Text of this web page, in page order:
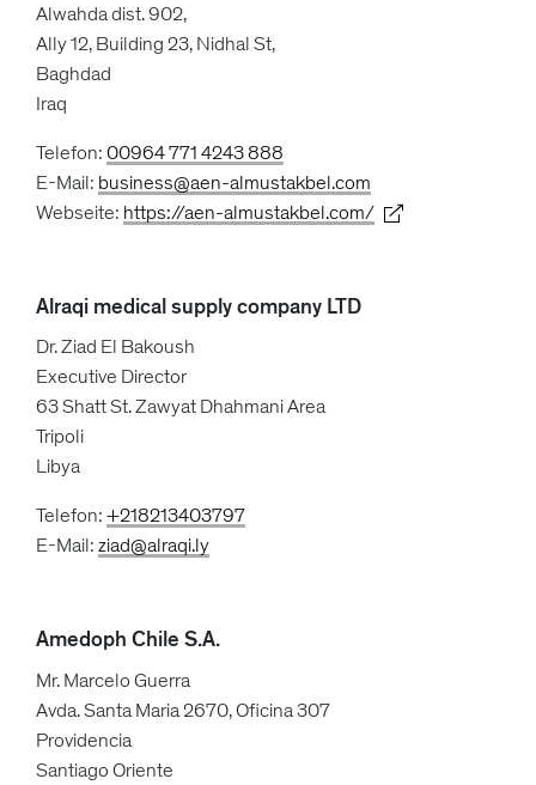
Alwahda dist. 902,
Ally 12, Building 23, Nidhal St,
Baghdad
Iraq
Telefon:00964 771 4243 888
E-Mail: business@aen-almustakbel.com
Webseite: https://aen-almustakbel.com/
Alraqi medical supply company LTD
Dr. Ziad El Bakoush
Executive Director
63 Shatt St. Zawyat Dhahmani Area
Tripoli
Libya
Telefon:+218213403797
E-Mail:ziad@alraqi.ly
Amedoph Chile S.A.
Mr. Marcelo Guerra
Avda. Santa Maria 2670, Oficina 307
Providencia
Santiago Oriente